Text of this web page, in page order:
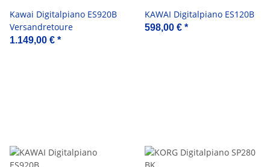
Kawai Digitalpiano ES920B
Versandretoure
1.149,00 € *
KAWAI Digitalpiano ES120B
598,00 € *